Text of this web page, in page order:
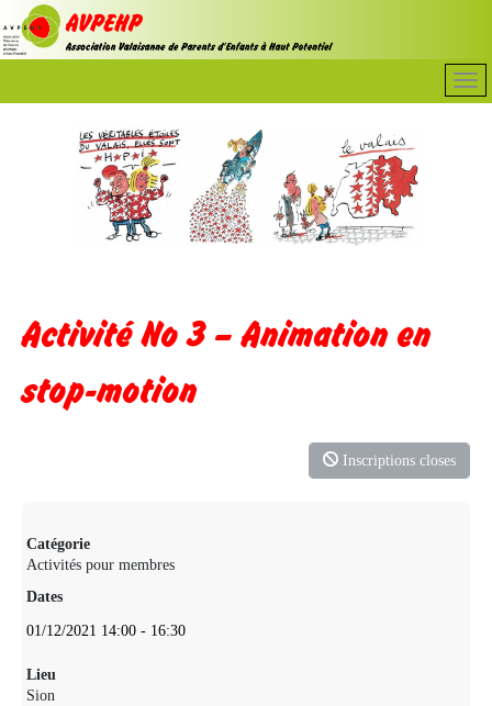
Activité No 3 – Animation en
stop-motion
Inscriptions closes
Catégorie
Activités pour membres
Dates
01/12/2021 14:00 - 16:30
Lieu
Sion